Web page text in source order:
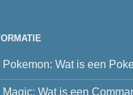
Pokemon: Wat is een
Magic: Wat is een